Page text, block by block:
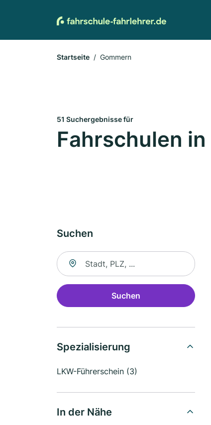
Startseite Gommern
51 Suchergebnisse für
Fahrschulen
Suchen
Suche nach Ort
Suchen
Spezialisierung
LKW-Führerschein (3)
In der Nähe